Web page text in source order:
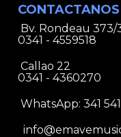
CONTACTANOS
Bv. Rondeau 373/
0341 - 4559518
Callao 22
0341 - 4360270
WhatsApp: 341